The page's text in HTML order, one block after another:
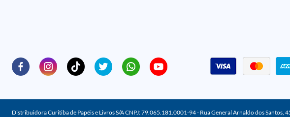
Distribuidora Curitiba de Papéis e Livros S/A CNPJ: 79.065.181.0001-94 - Rua General Arnaldo dos Santos,